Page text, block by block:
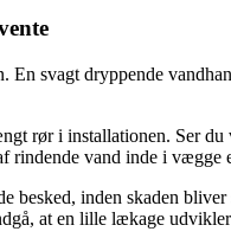
svagt dryppende
rør i installationen. Ser
rindende vand inde i vægge
besked, inden skaden
at en lille lækage